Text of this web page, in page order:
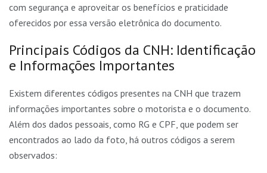
com segurança e aproveitar os benefícios e praticidade
oferecidos por essa versão eletrônica do documento.
Principais Códigos da CNH: Identificação
e Informações Importantes
Existem diferentes códigos presentes na CNH que trazem
informações importantes sobre o motorista e o documento.
Além dos dados pessoais, como RG e CPF, que podem ser
encontrados ao lado da foto, há outros códigos a serem
observados: